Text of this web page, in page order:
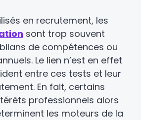
en recrutement, les
sont trop souvent
de compétences ou
Le lien n’est en effet
entre ces tests et leur
En fait, certains
professionnels alors
les moteurs de la